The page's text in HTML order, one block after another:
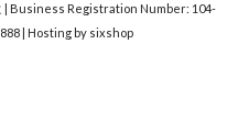
| Business Registration Number: 104-
| Hosting by sixshop